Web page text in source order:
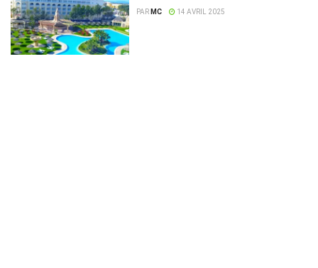
par personne
PAR MC 14 AVRIL 2025